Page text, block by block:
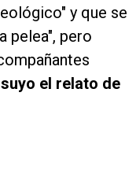
y que se
pelea", pero
el relato de